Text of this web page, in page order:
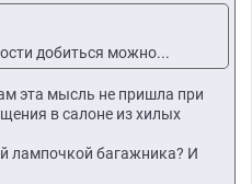
добиться можно...
эта мысль не пришла при
в салоне из хилых
лампочкой багажника? И